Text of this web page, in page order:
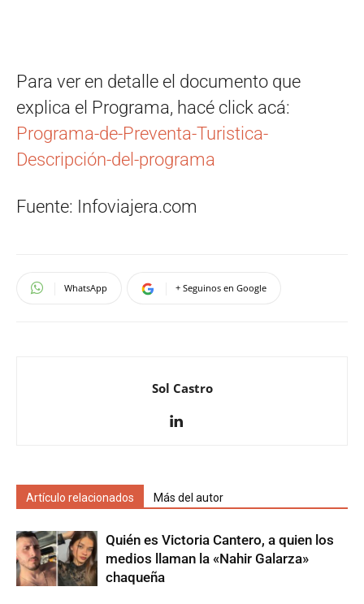
Para ver en detalle el documento que
explica el Programa, hacé click acá:
Programa-de-Preventa-Turistica-
Descripción-del-programa
Fuente: Infoviajera.com
WhatsApp + Seguinos en Google
Sol Castro
Artículo relacionados Más del autor
Quién es Victoria Cantero, a quien los
medios llaman la «Nahir Galarza»
chaqueña